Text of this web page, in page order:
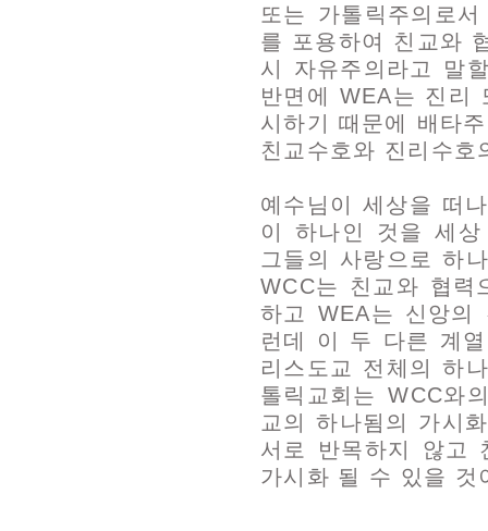
또는 가톨릭주의로
를 포용하여 친교와
시 자유주의라고 말
반면에 WEA는 진리
시하기 때문에 배타
친교수호와 진리수
예수님이 세상을 떠
이 하나인 것을 세
그들의 사랑으로 하
WCC는 친교와 협
하고 WEA는 신앙의
런데 이 두 다른 계
리스도교 전체의 하
톨릭교회는 WCC와
교의 하나됨의 가시
서로 반목하지 않고
가시화 될 수 있을 것